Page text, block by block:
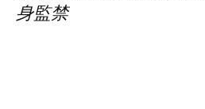
身監禁